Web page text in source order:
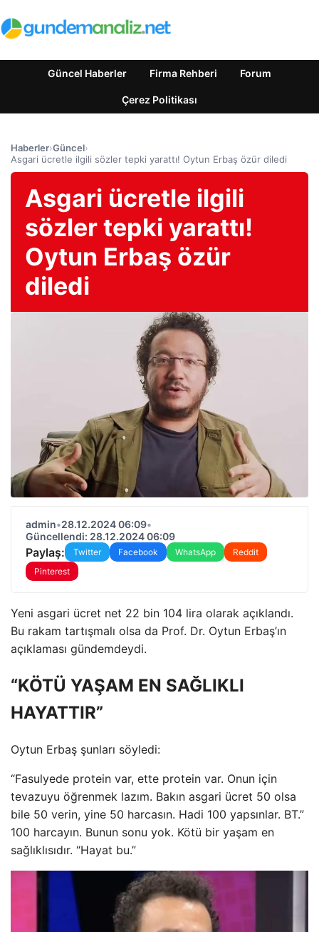
Güncel Haberler Firma Rehberi Forum
Çerez Politikası
Haberler›Güncel›
Asgari ücretle ilgili sözler tepki yarattı! Oytun Erbaş özür diledi
Asgari ücretle ilgili
sözler tepki yarattı!
Oytun Erbaş özür
diledi
admin•28.12.2024 06:09•
Güncellendi: 28.12.2024 06:09
Paylaş: Twitter Facebook WhatsApp
Reddit
Pinterest
Yeni asgari ücret net 22 bin 104 lira olarak açıklandı.
Bu rakam tartışmalı olsa da Prof. Dr. Oytun Erbaş’ın
açıklaması gündemdeydi.
“KÖTÜ YAŞAM EN SAĞLIKLI
HAYATTIR”
Oytun Erbaş şunları söyledi:
“Fasulyede protein var, ette protein var. Onun için
tevazuyu öğrenmek lazım. Bakın asgari ücret 50 olsa
bile 50 verin, yine 50 harcasın. Hadi 100 yapsınlar. BT.”
100 harcayın. Bunun sonu yok. Kötü bir yaşam en
sağlıklısıdır. “Hayat bu.”